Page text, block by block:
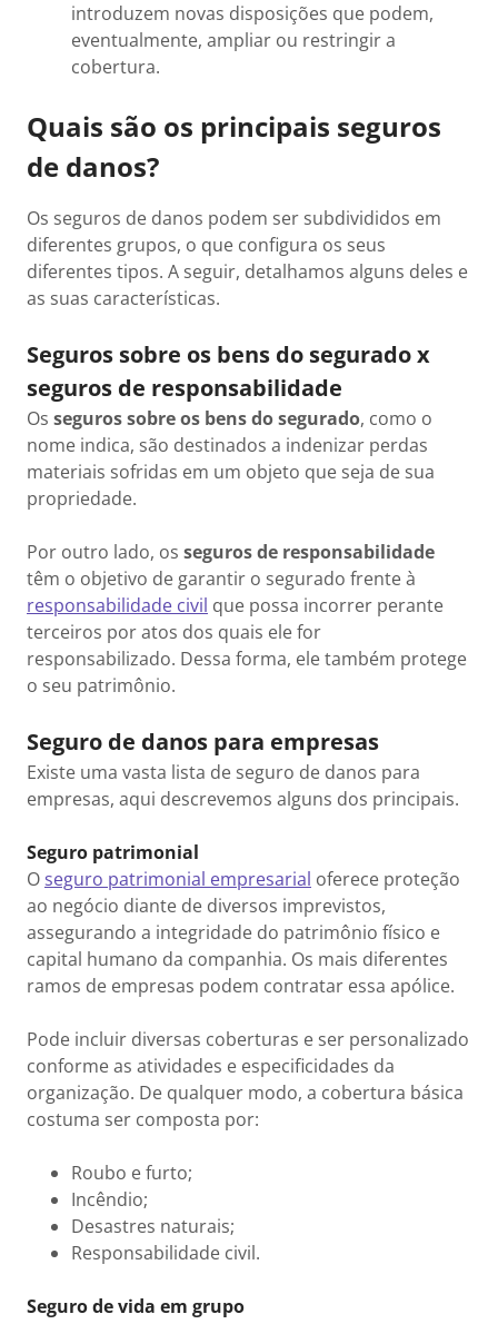
introduzem novas disposições que podem,
eventualmente, ampliar ou restringir a
cobertura.
Quais são os principais seguros
de danos?
Os seguros de danos podem ser subdivididos em
diferentes grupos, o que configura os seus
diferentes tipos. A seguir, detalhamos alguns deles e
as suas características.
Seguros sobre os bens do segurado x
seguros de responsabilidade
Os seguros sobre os bens do segurado, como o
nome indica, são destinados a indenizar perdas
materiais sofridas em um objeto que seja de sua
propriedade.
Por outro lado, os seguros de responsabilidade
têm o objetivo de garantir o segurado frente à
responsabilidade civil que possa incorrer perante
terceiros por atos dos quais ele for
responsabilizado. Dessa forma, ele também protege
o seu patrimônio.
Seguro de danos para empresas
Existe uma vasta lista de seguro de danos para
empresas, aqui descrevemos alguns dos principais.
Seguro patrimonial
Oseguro patrimonial empresarial oferece proteção
ao negócio diante de diversos imprevistos,
assegurando a integridade do patrimônio físico e
capital humano da companhia. Os mais diferentes
ramos de empresas podem contratar essa apólice.
Pode incluir diversas coberturas e ser personalizado
conforme as atividades e especificidades da
organização. De qualquer modo, a cobertura básica
costuma ser composta por:
Roubo e furto;
Incêndio;
Desastres naturais;
Responsabilidade civil.
Seguro de vida em grupo